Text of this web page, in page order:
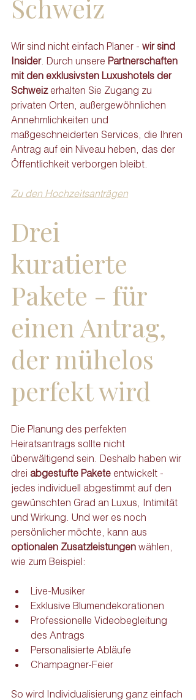
Schweiz
Wir sind nicht einfach Planer - wir sind
Insider. Durch unsere Partnerschaften
mit den exklusivsten Luxushotels der
Schweiz erhalten Sie Zugang zu
privaten Orten, außergewöhnlichen
Annehmlichkeiten und
maßgeschneiderten Services, die Ihren
Antrag auf ein Niveau heben, das der
Öffentlichkeit verborgen bleibt.
Zu den Hochzeitsanträgen
Drei
kuratierte
Pakete - für
einen Antrag,
der mühelos
perfekt wird
Die Planung des perfekten
Heiratsantrags sollte nicht
überwältigend sein. Deshalb haben wir
drei abgestufte Pakete entwickelt -
jedes individuell abgestimmt auf den
gewünschten Grad an Luxus, Intimität
und Wirkung. Und wer es noch
persönlicher möchte, kann aus
optionalen Zusatzleistungen wählen,
wie zum Beispiel:
Live-Musiker
Exklusive Blumendekorationen
Professionelle Videobegleitung
des Antrags
Personalisierte Abläufe
Champagner-Feier
So wird Individualisierung ganz einfach